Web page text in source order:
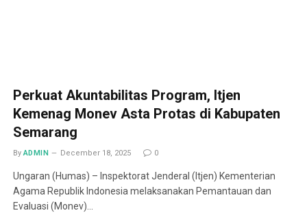
Perkuat Akuntabilitas Program, Itjen
Kemenag Monev Asta Protas di Kabupaten
Semarang
By ADMIN December 18, 2025 0
Ungaran (Humas) – Inspektorat Jenderal (Itjen) Kementerian
Agama Republik Indonesia melaksanakan Pemantauan dan
Evaluasi (Monev)…